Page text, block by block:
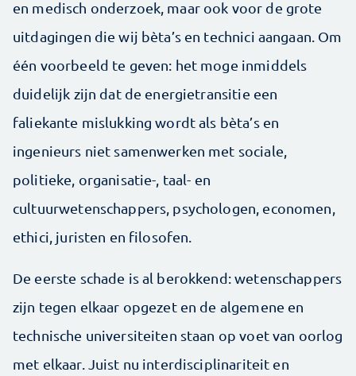
en medisch onderzoek, maar ook voor de grote
uitdagingen die wij bèta’s en technici aangaan. Om
één voorbeeld te geven: het moge inmiddels
duidelijk zijn dat de energietransitie een
faliekante mislukking wordt als bèta’s en
ingenieurs niet samenwerken met sociale,
politieke, organisatie-, taal- en
cultuurwetenschappers, psychologen, economen,
ethici, juristen en filosofen.
De eerste schade is al berokkend: wetenschappers
zijn tegen elkaar opgezet en de algemene en
technische universiteiten staan op voet van oorlog
met elkaar. Juist nu interdisciplinariteit en